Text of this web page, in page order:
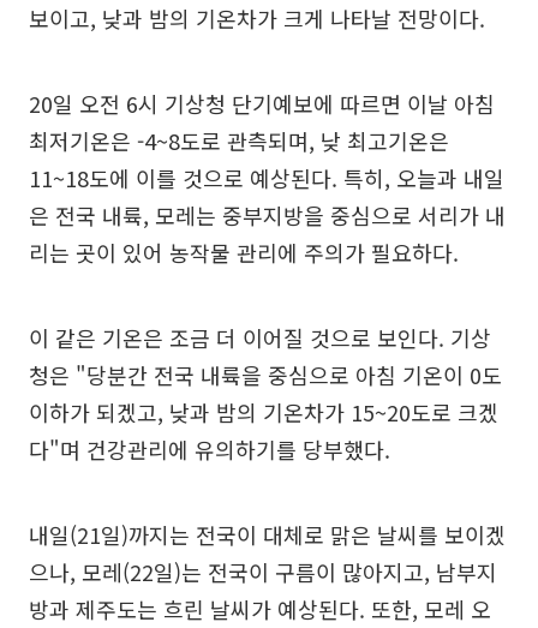
보이고, 낮과 밤의 기온차가 크게 나타날 전망이다.
20일 오전 6시 기상청 단기예보에 따르면 이날 아침
최저기온은 -4~8도로 관측되며, 낮 최고기온은
11~18도에 이를 것으로 예상된다. 특히, 오늘과 내일
은 전국 내륙, 모레는 중부지방을 중심으로 서리가 내
리는 곳이 있어 농작물 관리에 주의가 필요하다.
이 같은 기온은 조금 더 이어질 것으로 보인다. 기상
청은 "당분간 전국 내륙을 중심으로 아침 기온이 0도
이하가 되겠고, 낮과 밤의 기온차가 15~20도로 크겠
다"며 건강관리에 유의하기를 당부했다.
내일(21일)까지는 전국이 대체로 맑은 날씨를 보이겠
으나, 모레(22일)는 전국이 구름이 많아지고, 남부지
방과 제주도는 흐린 날씨가 예상된다. 또한, 모레 오